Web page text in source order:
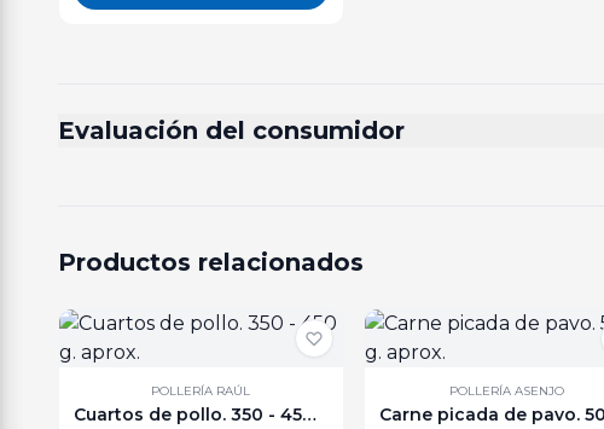
Evaluación del consumidor
Productos relacionados
POLLERÍA RAÚL
Cuartos de pollo. 350 - 450 g. aprox.
POLLERÍA ASENJO